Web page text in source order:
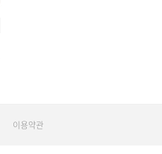
이용약관